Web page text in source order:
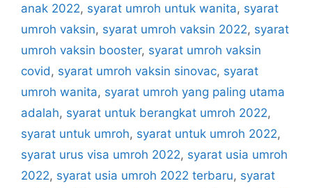
anak 2022, syarat umroh untuk wanita, syarat
umroh vaksin, syarat umroh vaksin 2022, syarat
umroh vaksin booster, syarat umroh vaksin
covid , syarat umroh vaksin sinovac, syarat
umroh wanita, syarat umroh yang paling utama
adalah, syarat untuk berangkat umroh 2022,
syarat untuk umroh, syarat untuk umroh 2022,
syarat urus visa umroh 2022, syarat usia umroh
2022, syarat usia umroh 2022 terbaru, syarat